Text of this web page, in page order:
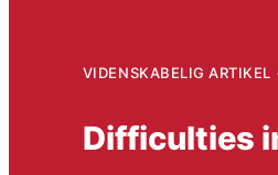
VIDENSKABELIG ARTIKEL
Difficulties